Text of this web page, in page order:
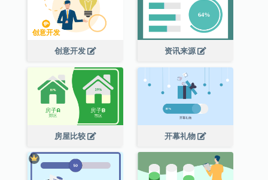
创意开发 资讯来源
房屋比较 开幕礼物